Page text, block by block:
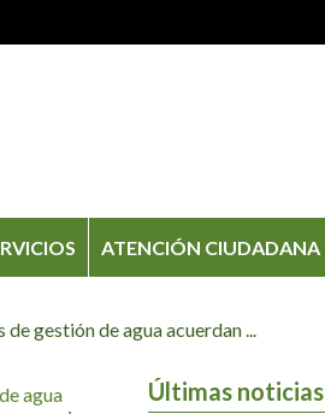
ATENCIÓN CIUDADANA
gestión de agua acuerdan ...
Últimas noticias